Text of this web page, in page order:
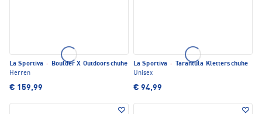
La Sportiva ·
Boulder X Outdoorschuhe
Herren
€ 159,99
La Sportiva ·
Tarantula Kletterschuhe
Unisex
€ 94,99